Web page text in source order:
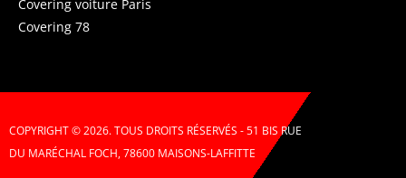
Covering voiture Paris
Covering 78
COPYRIGHT © 2026. TOUS DROITS RÉSERVÉS - 51 BIS RUE
DU MARÉCHAL FOCH, 78600 MAISONS-LAFFITTE